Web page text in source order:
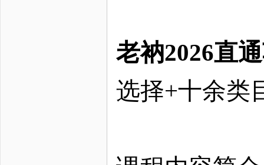
老衲2026直
选择+十余类